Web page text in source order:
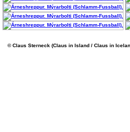
© Claus Sterneck (Claus in Island / Claus in